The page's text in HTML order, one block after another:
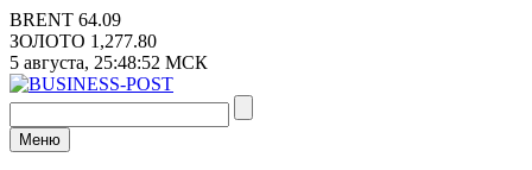
Перейти
к
содержимому
BRENT 64.09
ЗОЛОТО 1,277.80
5 августа, 25:48:53 МСК
Меню